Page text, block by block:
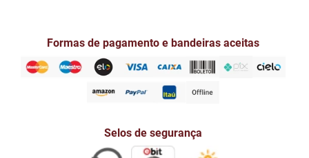
Formas de pagamento e bandeiras aceitas
Selos de segurança